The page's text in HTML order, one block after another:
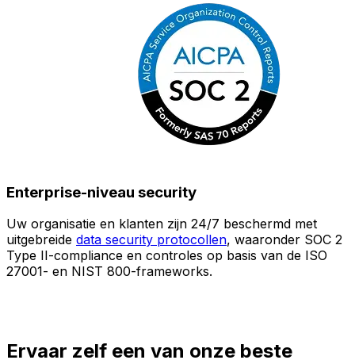
Enterprise-niveau security
Uw organisatie en klanten zijn 24/7 beschermd met
uitgebreide data security protocollen, waaronder SOC 2
Type II-compliance en controles op basis van de ISO
27001- en NIST 800-frameworks.
Ervaar zelf een van onze beste